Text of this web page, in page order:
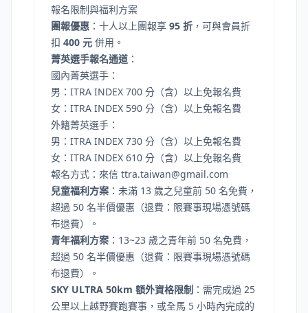
報名限制與福利方案
團報優惠 ：十人以上團報享 95 折 ，可與會員折
扣 400 元 併用。
菁英選手報名通道 ：
國內菁英選手：
男：ITRA INDEX 700 分（含）以上免報名費
女：ITRA INDEX 590 分（含）以上免報名費
外籍菁英選手：
男：ITRA INDEX 730 分（含）以上免報名費
女：ITRA INDEX 610 分（含）以上免報名費
報名方式：來信 ttra.taiwan@gmail.com
兒童福利方案 ：未滿 13 歲之兒童前 50 名免費，
超過 50 名半價優惠（退費：限賽事現場憑號碼
布退費）。
青年福利方案 ：13~23 歲之青年前 50 名免費，
超過 50 名半價優惠（退費：限賽事現場憑號碼
布退費）。
SKY ULTRA 50km 額外資格限制 ：需完成過 25
公里以上越野賽跑賽事，或全馬 5 小時內完成的